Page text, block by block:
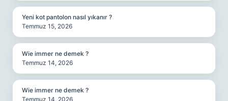
Yeni kot pantolon nasıl yıkanır ?
Temmuz 15, 2026
Wie immer ne demek ?
Temmuz 14, 2026
Wie immer ne demek ?
Temmuz 14, 2026